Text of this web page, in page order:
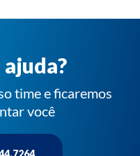
time e ficaremos
você